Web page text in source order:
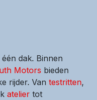
dak. Binnen
Motors bieden
rijder. Van testritten,
atelier tot